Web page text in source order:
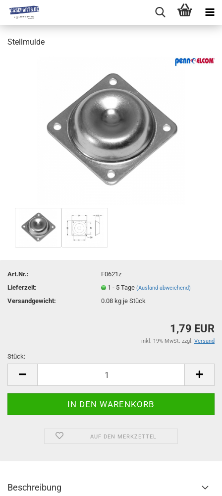
Stellmulde
Art.Nr.:
F0621z
Lieferzeit:
1 - 5 Tage(Ausland abweichend)
Versandgewicht: 0.08 kg je Stück
1,79 EUR
inkl. 19% MwSt. zzgl. Versand
Stück:
AUF DEN MERKZETTEL
Beschreibung